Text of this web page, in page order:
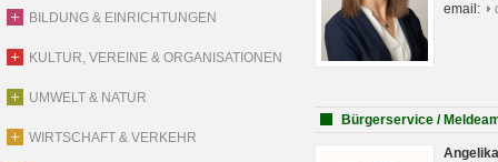
BILDUNG & EINRICHTUNGEN
KULTUR, VEREINE & ORGANISATIONEN
UMWELT & NATUR
WIRTSCHAFT & VERKEHR
email:
Bürgerservice /